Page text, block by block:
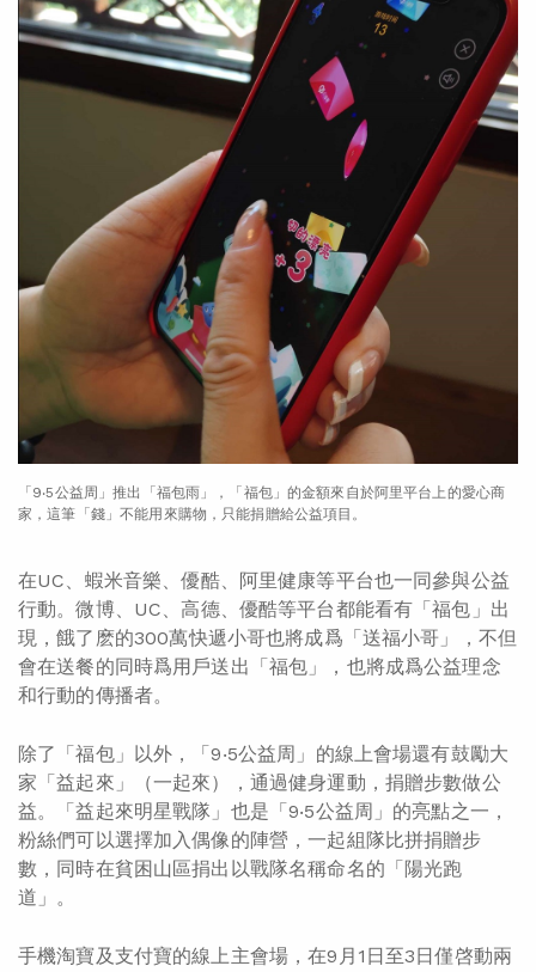
「9‧5公益周」推出「福包雨」，「福包」的金額來自於阿里平台上的愛心商
家，這筆「錢」不能用來購物，只能捐贈給公益項目。
在UC、蝦米音樂、優酷、阿里健康等平台也一同參與公益
行動。微博、UC、高德、優酷等平台都能看有「福包」出
現，餓了麽的300萬快遞小哥也將成爲「送福小哥」，不但
會在送餐的同時爲用戶送出「福包」，也將成爲公益理念
和行動的傳播者。
除了「福包」以外，「9‧5公益周」的線上會場還有鼓勵大
家「益起來」（一起來），通過健身運動，捐贈步數做公
益。「益起來明星戰隊」也是「9‧5公益周」的亮點之一，
粉絲們可以選擇加入偶像的陣營，一起組隊比拼捐贈步
數，同時在貧困山區捐出以戰隊名稱命名的「陽光跑
道」。
手機淘寶及支付寶的線上主會場，在9月1日至3日僅啓動兩